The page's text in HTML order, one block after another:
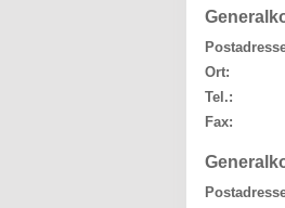
Ort:
Tel.:
Fax: